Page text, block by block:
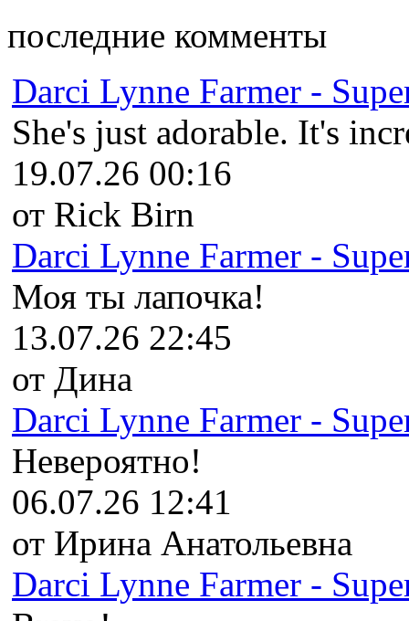
последние комменты
Darci Lynne Farmer -
She's just adorable. It's
19.07.26 00:16
от Rick Birn
Darci Lynne Farmer -
Моя ты лапочка!
13.07.26 22:45
от Дина
Darci Lynne Farmer -
Невероятно!
06.07.26 12:41
от Ирина Анатольевна
Darci Lynne Farmer -